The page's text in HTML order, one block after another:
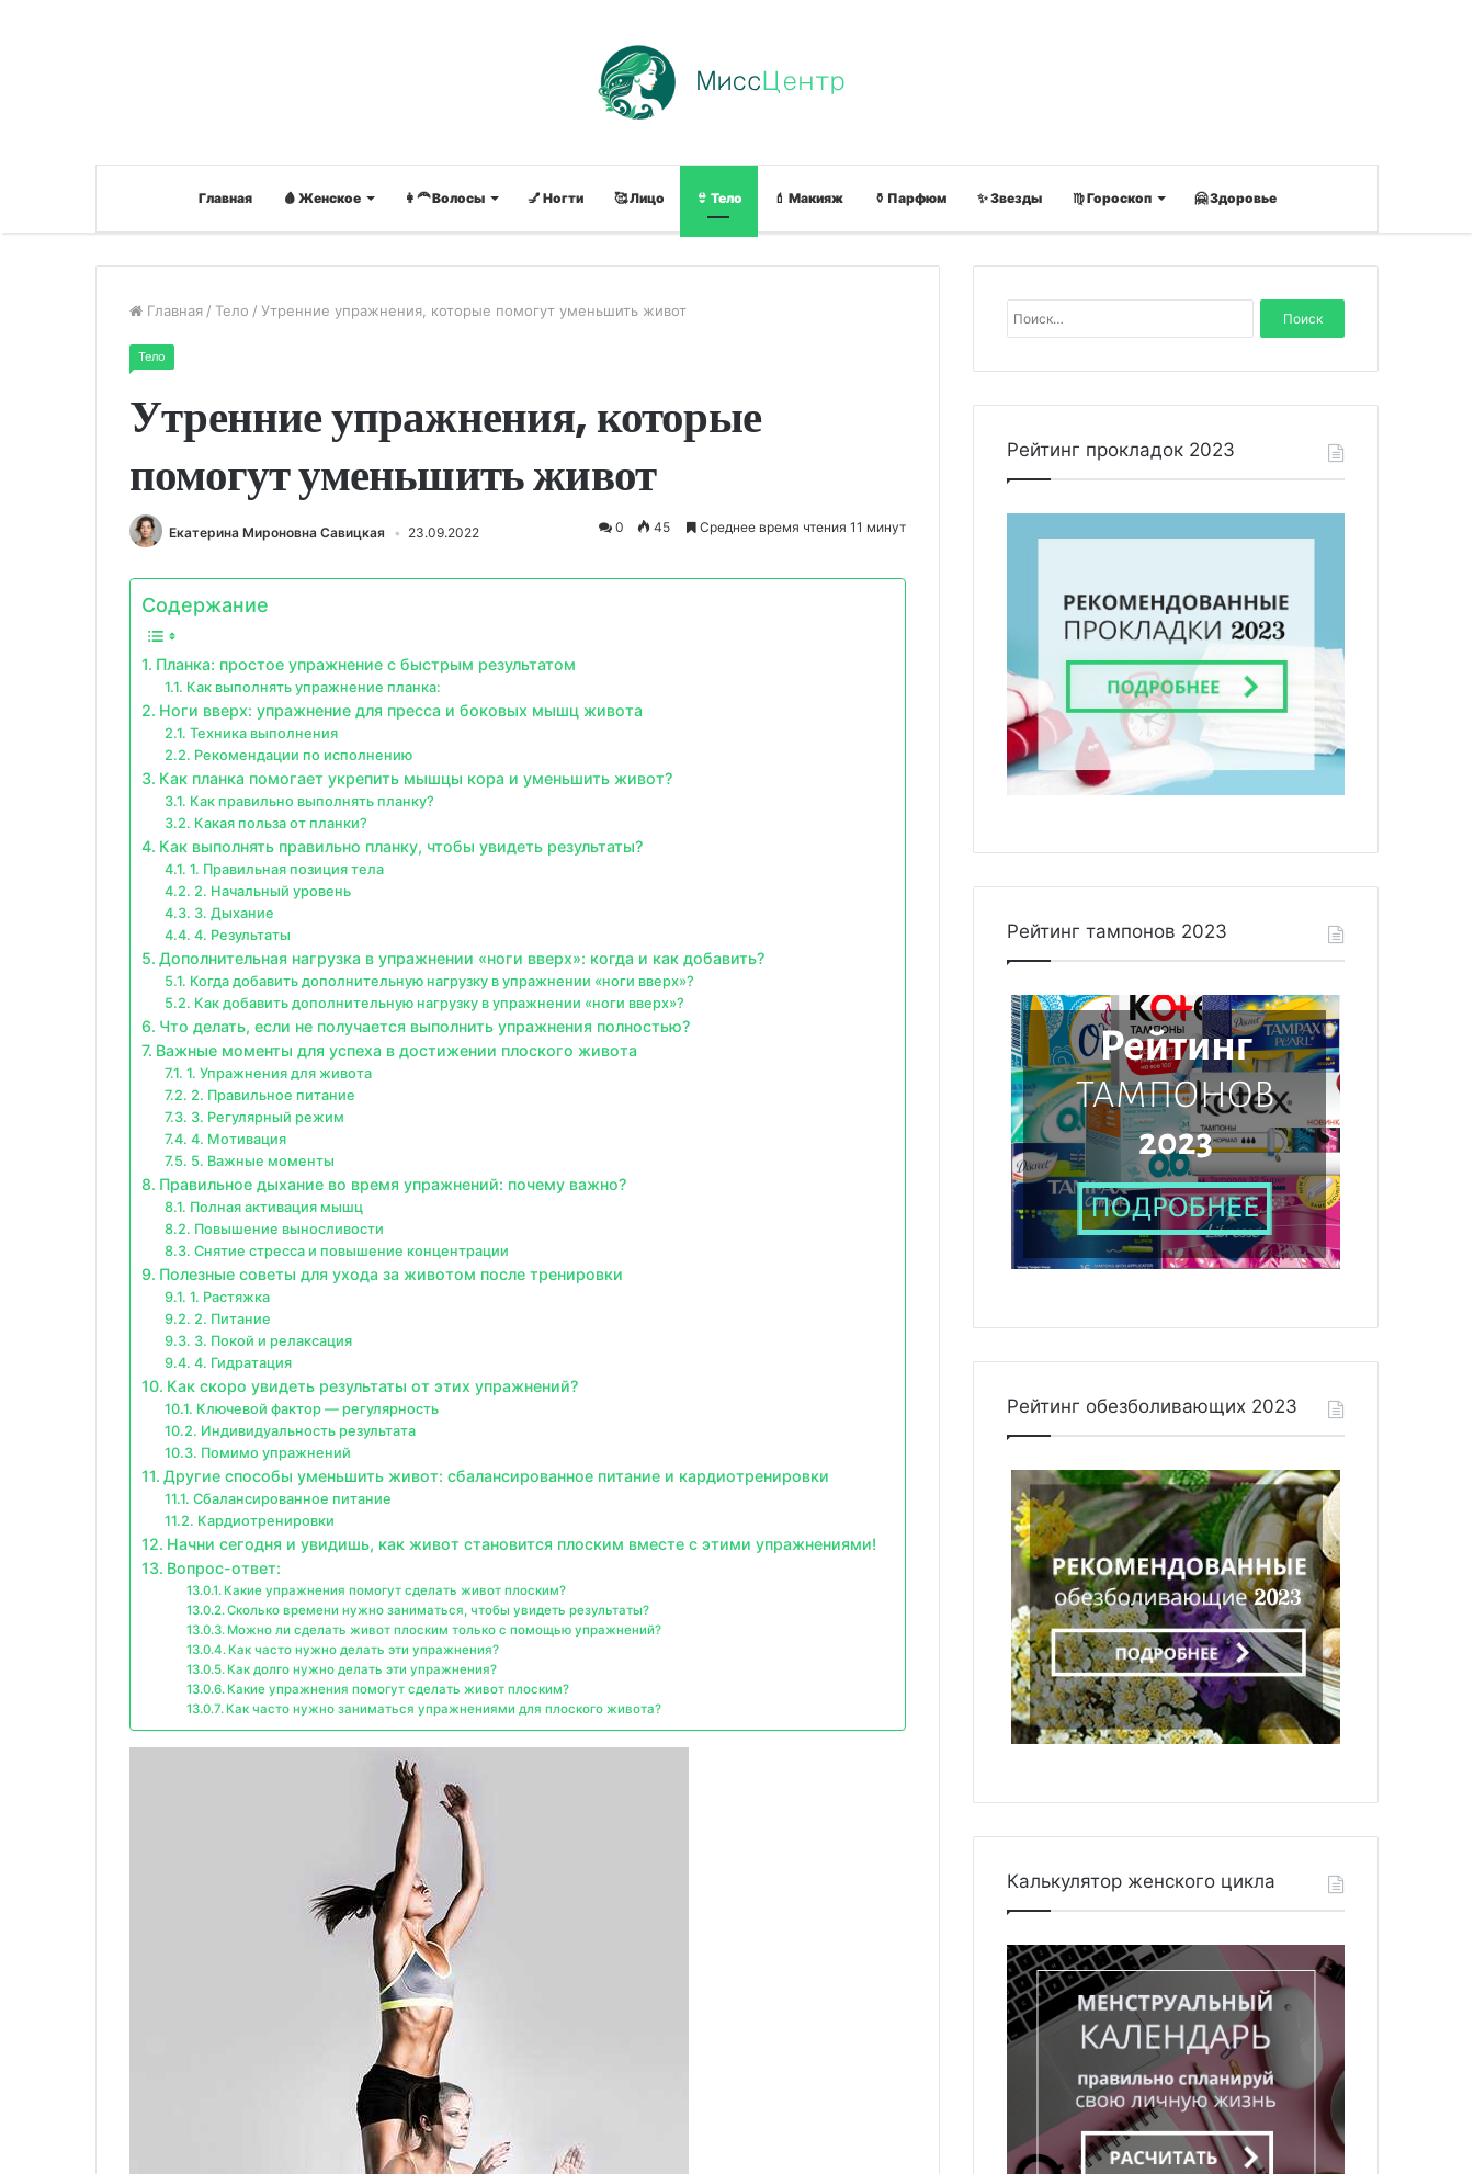
Главная 🩸 Женское 👩‍🦰 Волосы 💅 Ногти 🥰 Лицо 👙 Тело 💄 Макияж ⚱ Парфюм ✨ Звезды ♍ Гороскоп 🤗 Здоровье
Главная / Тело / Утренние упражнения, которые помогут уменьшить живот
Тело
Утренние упражнения, которые
помогут уменьшить живот
Екатерина Мироновна Савицкая 23.09.2022 0 45 Среднее время чтения 11 минут
Содержание
Планка: простое упражнение с быстрым результатом
Как выполнять упражнение планка:
Ноги вверх: упражнение для пресса и боковых мышц живота
Техника выполнения
Рекомендации по исполнению
Как планка помогает укрепить мышцы кора и уменьшить живот?
Как правильно выполнять планку?
Какая польза от планки?
Как выполнять правильно планку, чтобы увидеть результаты?
1. Правильная позиция тела
2. Начальный уровень
3. Дыхание
4. Результаты
Дополнительная нагрузка в упражнении «ноги вверх»: когда и как добавить?
Когда добавить дополнительную нагрузку в упражнении «ноги вверх»?
Как добавить дополнительную нагрузку в упражнении «ноги вверх»?
Что делать, если не получается выполнить упражнения полностью?
Важные моменты для успеха в достижении плоского живота
1. Упражнения для живота
2. Правильное питание
3. Регулярный режим
4. Мотивация
5. Важные моменты
Правильное дыхание во время упражнений: почему важно?
Полная активация мышц
Повышение выносливости
Снятие стресса и повышение концентрации
Полезные советы для ухода за животом после тренировки
1. Растяжка
2. Питание
3. Покой и релаксация
4. Гидратация
Как скоро увидеть результаты от этих упражнений?
Ключевой фактор — регулярность
Индивидуальность результата
Помимо упражнений
Другие способы уменьшить живот: сбалансированное питание и кардиотренировки
Сбалансированное питание
Кардиотренировки
Начни сегодня и увидишь, как живот становится плоским вместе с этими упражнениями!
Вопрос-ответ:
Какие упражнения помогут сделать живот плоским?
Сколько времени нужно заниматься, чтобы увидеть результаты?
Можно ли сделать живот плоским только с помощью упражнений?
Как часто нужно делать эти упражнения?
Как долго нужно делать эти упражнения?
Какие упражнения помогут сделать живот плоским?
Как часто нужно заниматься упражнениями для плоского живота?
а
и
Рейтинг прокладок 2023
Рейтинг тампонов 2023
Рейтинг обезболивающих 2023
Калькулятор женского цикла